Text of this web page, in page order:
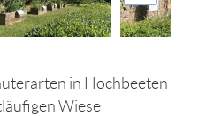
in Hochbeeten
Wiese